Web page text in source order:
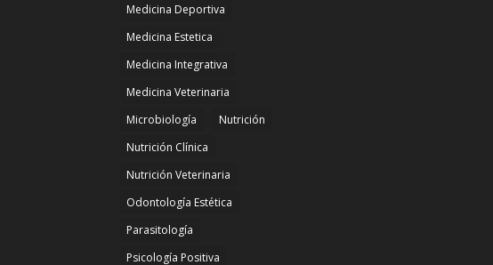
Medicina Deportiva
Medicina Estetica
Medicina Integrativa
Medicina Veterinaria
Microbiología
Nutrición
Nutrición Clínica
Nutrición Veterinaria
Odontología Estética
Parasitología
Psicología Positiva